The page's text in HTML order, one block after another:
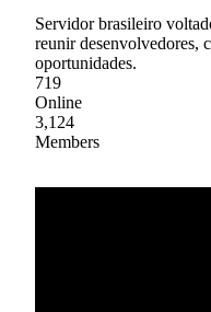
Servidor brasileiro
reunir desenvolvedores,
oportunidades.
719
Online
3,124
Members